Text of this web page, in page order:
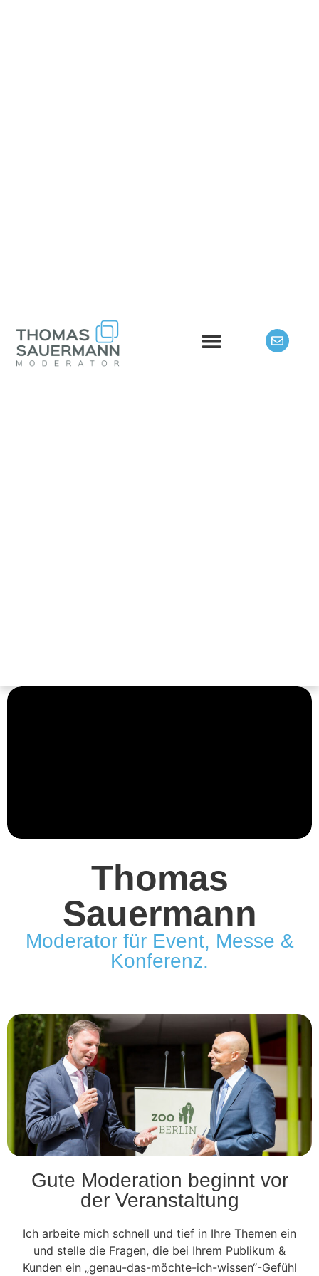
Thomas
Sauermann
Moderator für Event, Messe &
Konferenz.
Gute Moderation beginnt vor
der Veranstaltung
Ich arbeite mich schnell und tief in Ihre Themen ein
und stelle die Fragen, die bei Ihrem Publikum &
Kunden ein „genau-das-möchte-ich-wissen“-Gefühl